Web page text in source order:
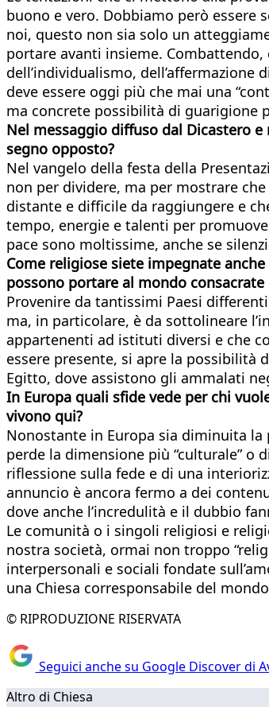
buono e vero. Dobbiamo però essere
noi, questo non sia solo un
portare avanti insieme.
dell’individualismo, dell’affermazione
deve essere oggi più che mai una
ma concrete possibilità di guarigione
Nel messaggio diffuso dal Dicastero
segno opposto?
Nel vangelo della festa della
non per dividere, ma per mostrare
distante e difficile da raggiungere e
tempo, energie e talenti per
pace sono moltissime, anche se
Come religiose siete impegnate
possono portare al mondo
Provenire da tantissimi Paesi
ma, in particolare, è da sottolineare
appartenenti ad istituti diversi e che
essere presente, si apre la possibilità
Egitto, dove assistono gli ammalati
In Europa quali sfide vede per chi
vivono qui?
Nonostante in Europa sia diminuita
perde la dimensione più “culturale”
riflessione sulla fede e di una
annuncio è ancora fermo a dei
dove anche l’incredulità e il dubbio
Le comunità o i singoli religiosi e
nostra società, ormai non troppo
interpersonali e sociali fondate
una Chiesa corresponsabile del
© RIPRODUZIONE RISERVATA
Seguici anche su Google Discover di
Altro di Chiesa